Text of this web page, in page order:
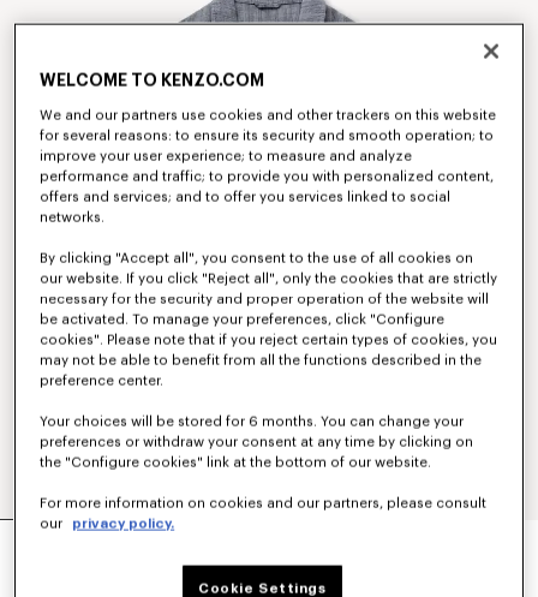
VESTE WORKWEAR LÉGÈRE 'KENZO TULIP' EN
WELCOME TO KENZO.COM
We and our partners use cookies and other trackers on this website
for several reasons: to ensure its security and smooth operation; to
improve your user experience; to measure and analyze
performance and traffic; to provide you with personalized content,
offers and services; and to offer you services linked to social
networks.
By clicking "Accept all", you consent to the use of all cookies on
our website. If you click "Reject all", only the cookies that are strictly
necessary for the security and proper operation of the website will
be activated. To manage your preferences, click "Configure
cookies". Please note that if you reject certain types of cookies, you
may not be able to benefit from all the functions described in the
preference center.
Your choices will be stored for 6 months. You can change your
preferences or withdraw your consent at any time by clicking on
the "Configure cookies" link at the bottom of our website.
For more information on cookies and our partners, please consult
our
privacy policy.
Cookie Settings